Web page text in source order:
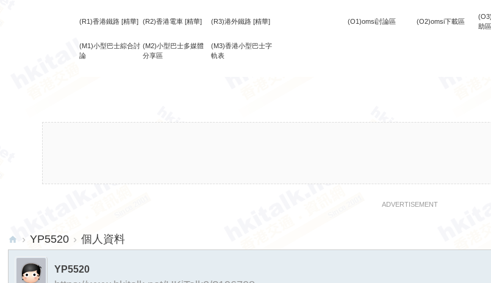
(R1)香港鐵路 [精華] (R2)香港電車 [精華] (R3)港外鐵路 [精華] (O1)omsi討論區 (O2)omsi下載區
助區
(M1)小型巴士綜合討
論
(M2)小型巴士多媒體
分享區
(M3)香港小型巴士字
軌表
ADVERTISEMENT
hk
› YP5520 › 個人資料
YP5520